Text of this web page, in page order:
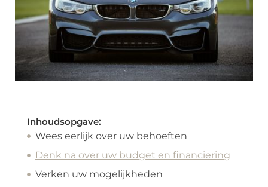
Inhoudsopgave:
Wees eerlijk over uw behoeften
Denk na over uw budget en financiering
Verken uw mogelijkheden